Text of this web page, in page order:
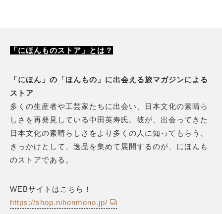
「にほんものストア」とは？
「にほん」の「ほんもの」に出会える旅マガジンによる
ストア
多くの生産者や工芸家たちに出会い、日本文化の素晴ら
しさを再発見している中田英寿氏。彼が、出会ってきた
日本文化の素晴らしさをより多くの人に知ってもらう、
きっかけとして、逸品を集めて展開するのが、にほんも
のストアである。
WEBサイトはこちら！
https://shop.nihonmono.jp/